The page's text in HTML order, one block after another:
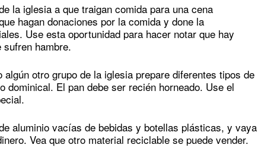
la iglesia a que traigan comida para una cena
hagan donaciones por la comida y done la
Use esta oportunidad para hacer notar que hay
sufren hambre.
otro grupo de la iglesia prepare diferentes tipos de
dominical. El pan debe ser recién horneado. Use el
aluminio vacías de bebidas y botellas plásticas, y vaya
Vea que otro material reciclable se puede vender.